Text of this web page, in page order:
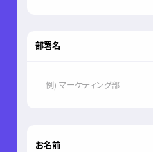
部署名
お名前